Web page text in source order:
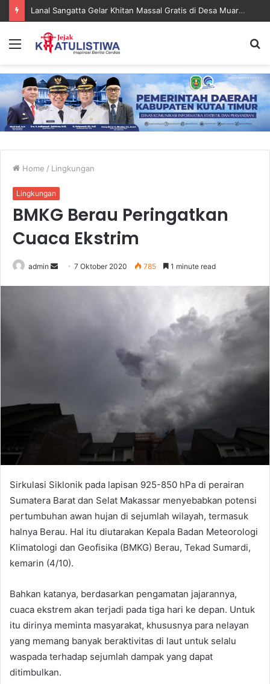
Lanal Sangatta Gelar Khitan Massal Gratis di Desa Muara Bengalon
Menu
Home / Lingkungan
Lingkungan
BMKG Berau Peringatkan
Cuaca Ekstrim
admin
Send7 Oktober 2020 785 1 minute read
Sirkulasi Siklonik pada lapisan 925-850 hPa di perairan
Sumatera Barat dan Selat Makassar menyebabkan potensi
pertumbuhan awan hujan di sejumlah wilayah, termasuk
halnya Berau. Hal itu diutarakan Kepala Badan Meteorologi
Klimatologi dan Geofisika (BMKG) Berau, Tekad Sumardi,
kemarin (4/10).
Bahkan katanya, berdasarkan pengamatan jajarannya,
cuaca ekstrem akan terjadi pada tiga hari ke depan. Untuk
itu dirinya meminta masyarakat, khususnya para nelayan
yang memang banyak beraktivitas di laut untuk selalu
waspada terhadap sejumlah dampak yang dapat
ditimbulkan.